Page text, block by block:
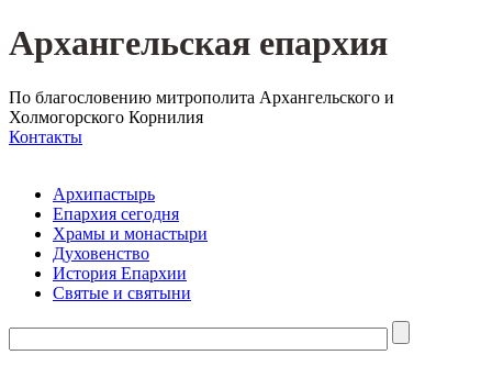
Архангельская епархия
По благословению митрополита Архангельского и
Холмогорского Корнилия
Контакты
Архипастырь
Епархия сегодня
Храмы и монастыри
Духовенство
История Епархии
Святые и святыни